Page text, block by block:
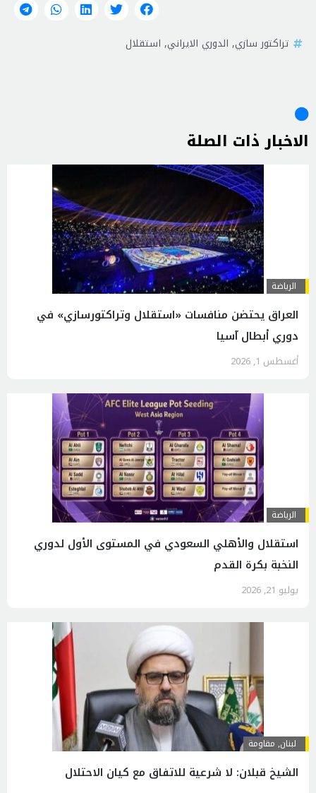
تراكتور سازي, الدوري الايراني, استقلال
الاخبار ذات الصلة
الرياضة
العراق يحتضن منافسات «استقلال وتراكتورسازي» في
دوري أبطال آسيا
أغسطس 1, 2026
الرياضة
استقلال والأهلي السعودي في المستوى الأول لدوري
النخبة بكرة القدم
يوليو 21, 2026
لبنان, مقاومة
الشيخ قبلان: لا شرعية للاتفاق مع كيان الاحتلال